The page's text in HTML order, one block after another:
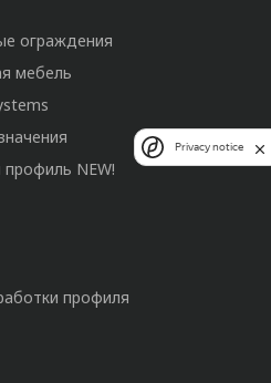
ограждения
мебель
NEW!
профиля
Privacy notice